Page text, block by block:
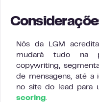
Nós da LGM
mudará tudo na
copywriting,
de mensagens, até a
no site do lead para
scoring